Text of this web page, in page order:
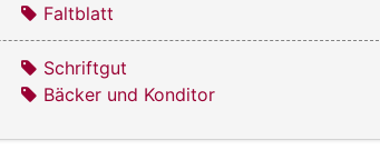
Faltblatt
Schriftgut
Bäcker und Konditor